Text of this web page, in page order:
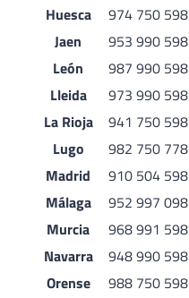
Huesca
974 750 598
Jaen
953 990 598
León
987 990 598
Lleida
973 990 598
La Rioja
941 750 598
Lugo
982 750 778
Madrid
910 504 598
Málaga
952 997 098
Murcia
968 991 598
Navarra
948 990 598
Orense
988 750 598